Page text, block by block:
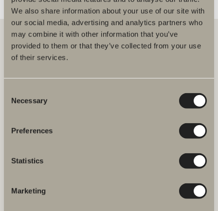
We also share information about your use of our site with
our social media, advertising and analytics partners who
may combine it with other information that you’ve
provided to them or that they’ve collected from your use
of their services.
Selection
Necessary
Preferences
Statistics
Marketing
Hos oss hittar du allt för hela badrummet. Från badrumsmöbler,
Verkstadsvägen 1
Svedbergs kundservice.